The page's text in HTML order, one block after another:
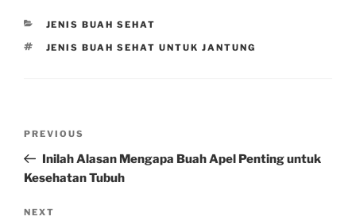
CATEGORIES
JENIS BUAH SEHAT
TAGS
JENIS BUAH SEHAT UNTUK JANTUNG
Previous
Post
PREVIOUS
Inilah Alasan Mengapa Buah Apel Penting untuk
Kesehatan Tubuh
Next
NEXT